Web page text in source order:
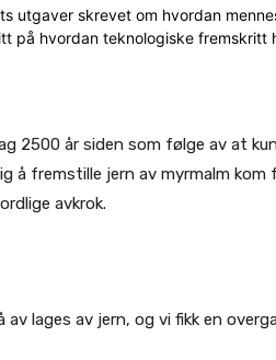
utgaver skrevet om hvordan
på hvordan teknologiske fremskritt
2500 år siden som følge av at
å fremstille jern av myrmalm
avkrok.
lages av jern, og vi fikk en